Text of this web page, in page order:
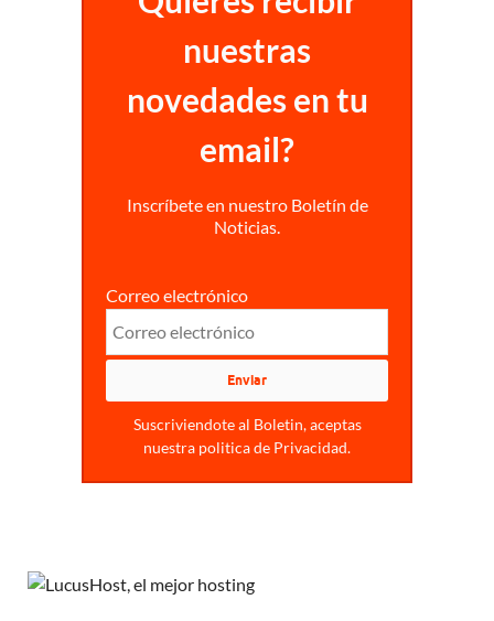
nuestras
novedades en tu
email?
Inscríbete en nuestro Boletín de
Noticias.
Correo electrónico
Suscriviendote al Boletin, aceptas
nuestra politica de Privacidad.